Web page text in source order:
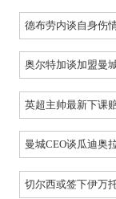
德布劳内谈自身伤
奥尔特加谈加盟曼
英超主帅最新下课
曼城CEO谈瓜迪奥
切尔西或签下伊万